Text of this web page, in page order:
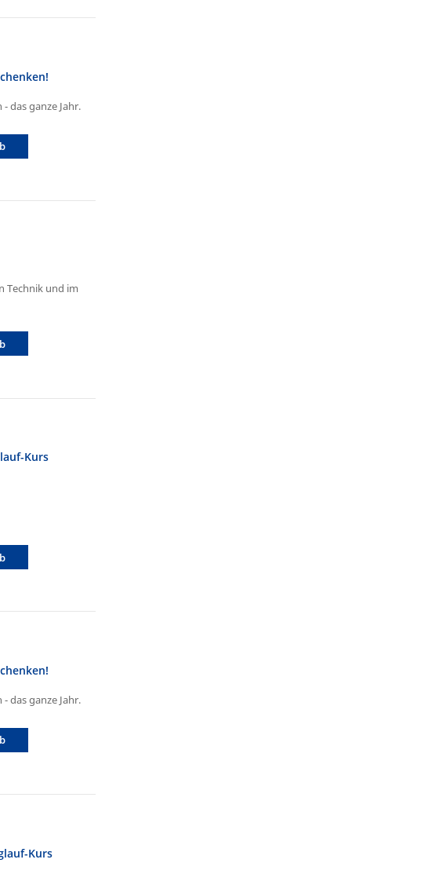
das ganze Jahr.
Technik und im
Kurs
das ganze Jahr.
Kurs